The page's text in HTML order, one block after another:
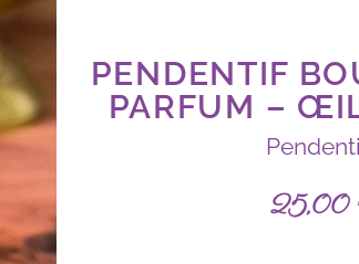
PENDENTIF
PARFUM –
25,00